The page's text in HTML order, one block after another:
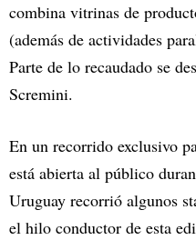
combina vitrinas de
(además de actividades
Parte de lo recaudado se
Scremini.
En un recorrido exclusivo
está abierta al público
Uruguay recorrió algunos
el hilo conductor de esta